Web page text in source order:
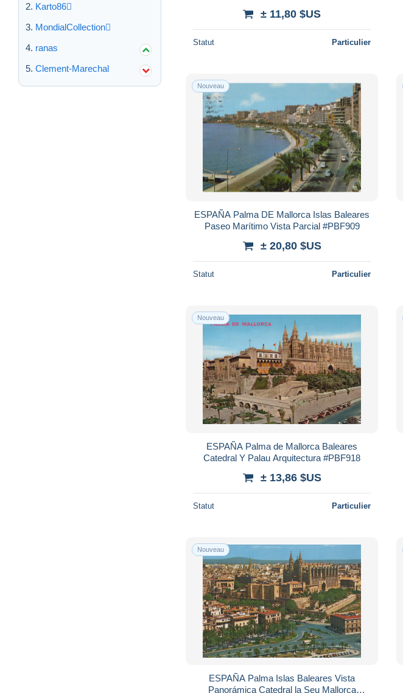
Karto86
MondialCollection
ranas
Clement-Marechal
± 11,80 $US
Statut Particulier
Nouveau
ESPAÑA Palma DE Mallorca Islas Baleares
Paseo Marítimo Vista Parcial #PBF909
± 20,80 $US
Statut Particulier
Nouveau
ESPAÑA Palma de Mallorca Baleares
Catedral Y Palau Arquitectura #PBF918
± 13,86 $US
Statut Particulier
Nouveau
ESPAÑA Palma Islas Baleares Vista
Panorámica Catedral la Seu Mallorca